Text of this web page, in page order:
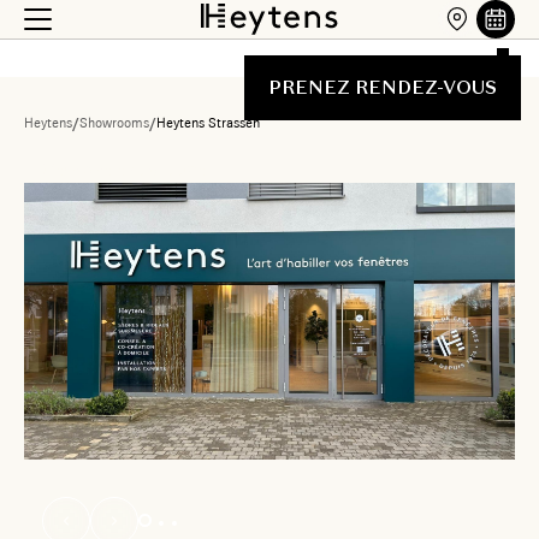
PRENEZ RENDEZ-VOUS
Heytens/Showrooms/Heytens Strassen